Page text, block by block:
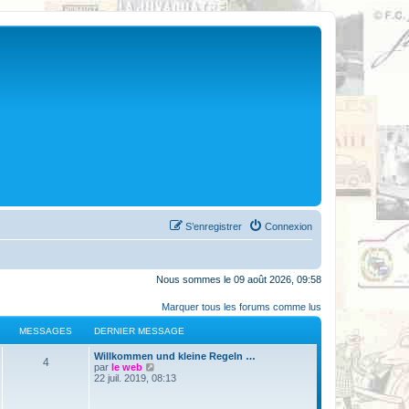
Connexion
S’enregistrer
Nous sommes le 09 août 2026, 09:58
Marquer tous les forums comme lus
MESSAGES DERNIER MESSAGE
4
Willkommen und kleine Regeln …
par le web
o
22 juil. 2019, 08:13